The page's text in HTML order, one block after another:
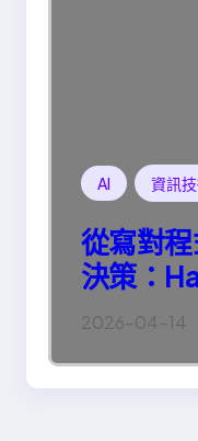
AI 資訊
從寫對
決策：
2026-04-14